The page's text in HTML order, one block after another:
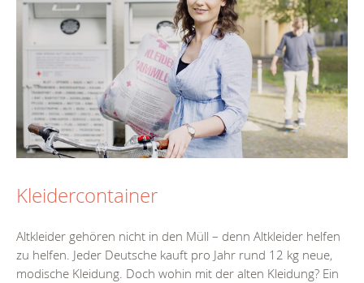
Kleidercontainer
Altkleider gehören nicht in den Müll – denn Altkleider helfen
zu helfen. Jeder Deutsche kauft pro Jahr rund 12 kg neue,
modische Kleidung. Doch wohin mit der alten Kleidung? Ein